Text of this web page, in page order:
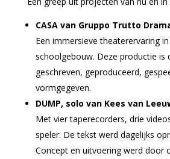
CASA van Gruppo Trutto
Een immersieve theaterervaring
schoolgebouw. Deze productie is
geschreven, geproduceerd,
vormgegeven.
DUMP, solo van Kees van
Met vier taperecorders, drie
speler. De tekst werd dagelijks
Concept en uitvoering werd door